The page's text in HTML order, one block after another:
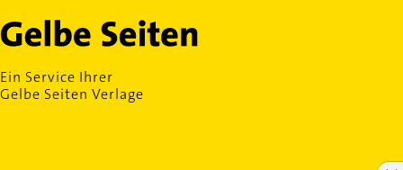
Ein Service Ihrer
Gelbe Seiten Verlage